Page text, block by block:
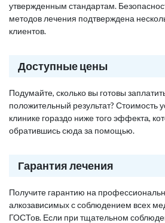
утвержденным стандартам.
методов лечения подтверждена
клиентов.
Доступные цены
Подумайте, сколько вы готовы
положительный результат? Стоимость
клинике гораздо ниже того эффекта,
обратившись сюда за помощью.
Гарантия лечения
Получите гарантию на
алкозависимых с соблюдением всех
ГОСТов. Если при тщательном